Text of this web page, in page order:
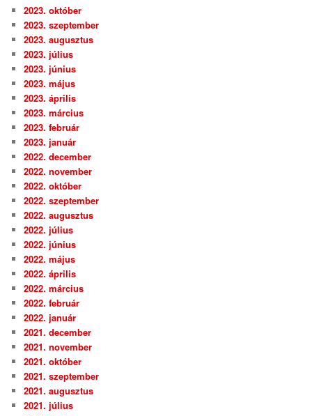
2023. október
2023. szeptember
2023. augusztus
2023. július
2023. június
2023. május
2023. április
2023. március
2023. február
2023. január
2022. december
2022. november
2022. október
2022. szeptember
2022. augusztus
2022. július
2022. június
2022. május
2022. április
2022. március
2022. február
2022. január
2021. december
2021. november
2021. október
2021. szeptember
2021. augusztus
2021. július